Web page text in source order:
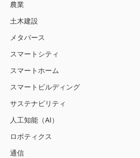
農業
土木建設
メタバース
スマートシティ
スマートホーム
スマートビルディング
サステナビリティ
人工知能（AI）
ロボティクス
通信